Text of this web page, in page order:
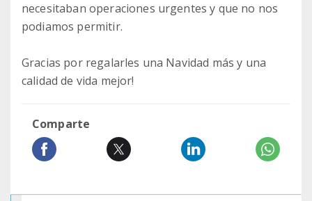
necesitaban operaciones urgentes y que no nos
podiamos permitir.
Gracias por regalarles una Navidad más y una
calidad de vida mejor!
Comparte